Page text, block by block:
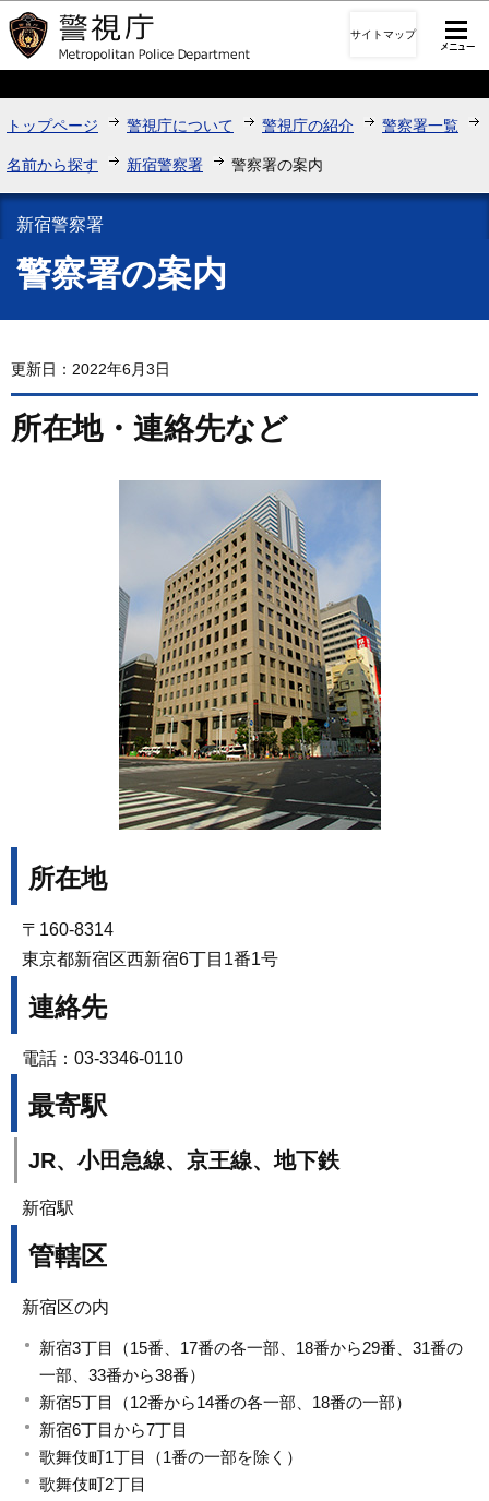
このページの本文へ移動
サイトマップ
トップページ 警視庁について 警視庁の紹介 警察署一覧
名前から探す 新宿警察署 警察署の案内
新宿警察署
警察署の案内
更新日：2022年6月3日
所在地・連絡先など
所在地
〒160-8314
東京都新宿区西新宿6丁目1番1号
連絡先
電話：03-3346-0110
最寄駅
JR、小田急線、京王線、地下鉄
新宿駅
管轄区
新宿区の内
新宿3丁目（15番、17番の各一部、18番から29番、31番の
一部、33番から38番）
新宿5丁目（12番から14番の各一部、18番の一部）
新宿6丁目から7丁目
歌舞伎町1丁目（1番の一部を除く）
歌舞伎町2丁目